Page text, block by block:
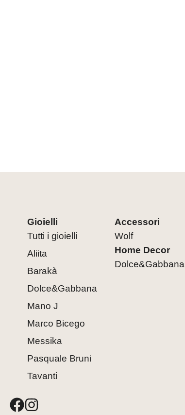
Gioielli
Tutti i gioielli
Aliita
Barakà
Dolce&Gabbana
Mano J
Marco Bicego
Messika
Pasquale Bruni
Tavanti
Accessori
Wolf
Home Decor
Dolce&Gabbana